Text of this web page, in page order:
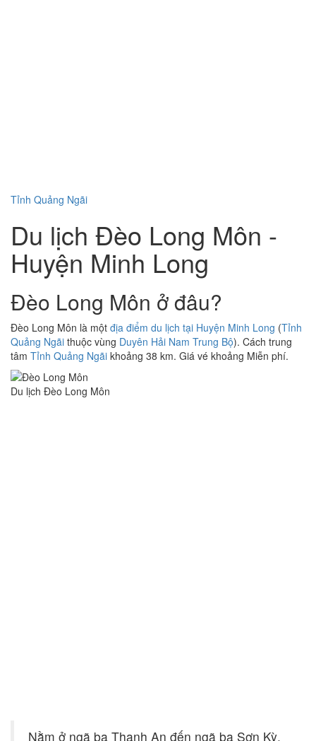
Tỉnh Quảng Ngãi
Du lịch Đèo Long Môn -
Huyện Minh Long
Đèo Long Môn ở đâu?
Đèo Long Môn là một địa điểm du lịch tại Huyện Minh Long (Tỉnh
Quảng Ngãi thuộc vùng Duyên Hải Nam Trung Bộ). Cách trung
tâm Tỉnh Quảng Ngãi khoảng 38 km. Giá vé khoảng Miễn phí.
Du lịch Đèo Long Môn
Nằm ở ngã ba Thanh An đến ngã ba Sơn Kỳ,